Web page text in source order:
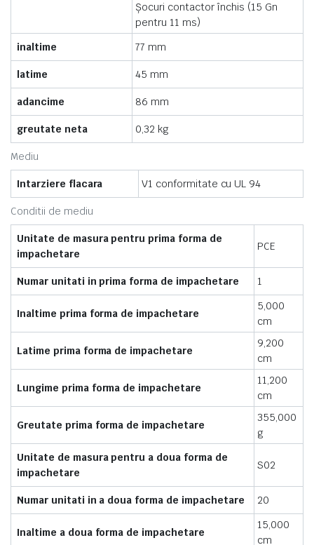
Mediu
Şocuri contactor închis (15 Gn
pentru 11 ms)
inaltime
77 mm
latime 45 mm
adancime 86 mm
greutate neta 0,32 kg
Conditii de mediu
Intarziere flacara V1 conformitate cu UL 94
Unitate de masura pentru prima forma de
impachetare
PCE
Numar unitati in prima forma de impachetare 1
Inaltime prima forma de impachetare
5,000
cm
Latime prima forma de impachetare
9,200
cm
Lungime prima forma de impachetare
11,200
cm
Greutate prima forma de impachetare
355,000
g
Unitate de masura pentru a doua forma de
impachetare
S02
Numar unitati in a doua forma de impachetare 20
Inaltime a doua forma de impachetare
15,000
cm